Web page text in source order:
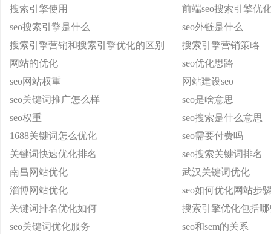
搜索引擎使用
前端seo搜索引擎优
seo搜索引擎是什么
seo外链是什么
搜索引擎营销和搜索引擎优化的区别
搜索引擎营销策略
网站的优化
seo优化思路
seo网站权重
网站建设seo
seo关键词推广怎么样
seo是啥意思
seo权重
seo搜索是什么意思
1688关键词怎么优化
seo需要付费吗
关键词快速优化排名
seo搜索关键词排名
南昌网站优化
武汉关键词优化
淄博网站优化
seo如何优化网站步
关键词排名优化如何
搜索引擎优化包括
seo关键词优化服务
seo和sem的关系